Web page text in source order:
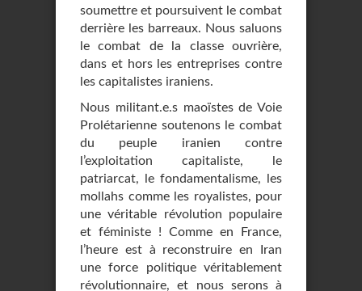
soumettre et poursuivent le combat
derrière les barreaux. Nous saluons
le combat de la classe ouvrière,
dans et hors les entreprises contre
les capitalistes iraniens.
Nous militant.e.s maoïstes de Voie
Prolétarienne soutenons le combat
du peuple iranien contre
l’exploitation capitaliste, le
patriarcat, le fondamentalisme, les
mollahs comme les royalistes, pour
une véritable révolution populaire
et féministe ! Comme en France,
l’heure est à reconstruire en Iran
une force politique véritablement
révolutionnaire, et nous serons à